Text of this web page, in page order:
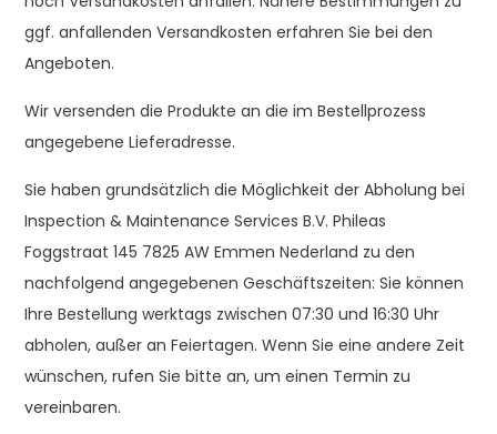
ggf. anfallenden Versandkosten erfahren Sie bei den
Angeboten.
Wir versenden die Produkte an die im Bestellprozess
angegebene Lieferadresse.
Sie haben grundsätzlich die Möglichkeit der Abholung bei
Inspection & Maintenance Services B.V. Phileas
Foggstraat 145 7825 AW Emmen Nederland zu den
nachfolgend angegebenen Geschäftszeiten: Sie können
Ihre Bestellung werktags zwischen 07:30 und 16:30 Uhr
abholen, außer an Feiertagen. Wenn Sie eine andere Zeit
wünschen, rufen Sie bitte an, um einen Termin zu
vereinbaren.